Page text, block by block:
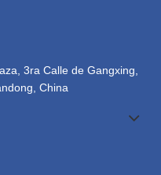
3ra Calle de Gangxing,
China